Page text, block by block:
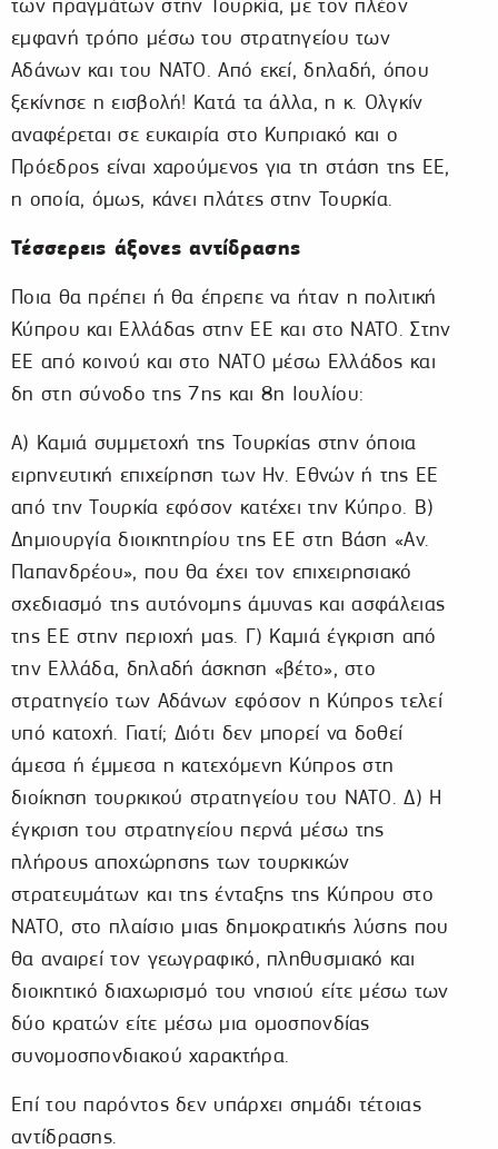
των πραγμάτων στην Τουρκία, με τον πλέον
εμφανή τρόπο μέσω του στρατηγείου των
Αδάνων και του ΝΑΤΟ. Από εκεί, δηλαδή, όπου
ξεκίνησε η εισβολή! Κατά τα άλλα, η κ. Ολγκίν
αναφέρεται σε ευκαιρία στο Κυπριακό και ο
Πρόεδρος είναι χαρούμενος για τη στάση της ΕΕ,
η οποία, όμως, κάνει πλάτες στην Τουρκία.
Τέσσερεις άξονες αντίδρασης
Ποια θα πρέπει ή θα έπρεπε να ήταν η πολιτική
Κύπρου και Ελλάδας στην ΕΕ και στο ΝΑΤΟ. Στην
ΕΕ από κοινού και στο ΝΑΤΟ μέσω Ελλάδος και
δη στη σύνοδο της 7ης και 8η Ιουλίου:
Α) Καμιά συμμετοχή της Τουρκίας στην όποια
ειρηνευτική επιχείρηση των Ην. Εθνών ή της ΕΕ
από την Τουρκία εφόσον κατέχει την Κύπρο. Β)
Δημιουργία διοικητηρίου της ΕΕ στη Βάση «Αν.
Παπανδρέου», που θα έχει τον επιχειρησιακό
σχεδιασμό της αυτόνομης άμυνας και ασφάλειας
της ΕΕ στην περιοχή μας. Γ) Καμιά έγκριση από
την Ελλάδα, δηλαδή άσκηση «βέτο», στο
στρατηγείο των Αδάνων εφόσον η Κύπρος τελεί
υπό κατοχή. Γιατί; Διότι δεν μπορεί να δοθεί
άμεσα ή έμμεσα η κατεχόμενη Κύπρος στη
διοίκηση τουρκικού στρατηγείου του ΝΑΤΟ. Δ) Η
έγκριση του στρατηγείου περνά μέσω της
πλήρους αποχώρησης των τουρκικών
στρατευμάτων και της ένταξης της Κύπρου στο
ΝΑΤΟ, στο πλαίσιο μιας δημοκρατικής λύσης που
θα αναιρεί τον γεωγραφικό, πληθυσμιακό και
διοικητικό διαχωρισμό του νησιού είτε μέσω των
δύο κρατών είτε μέσω μια ομοσπονδίας
συνομοσπονδιακού χαρακτήρα.
Επί του παρόντος δεν υπάρχει σημάδι τέτοιας
αντίδρασης.